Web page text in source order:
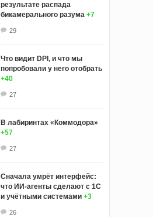
результате распада
бикамерального разума +7
29
Что видит DPI, и что мы
попробовали у него отобрать
+40
27
В лабиринтах «Коммодора»
+57
27
Сначала умрёт интерфейс:
что ИИ-агенты сделают с 1С
и учётными системами +3
26